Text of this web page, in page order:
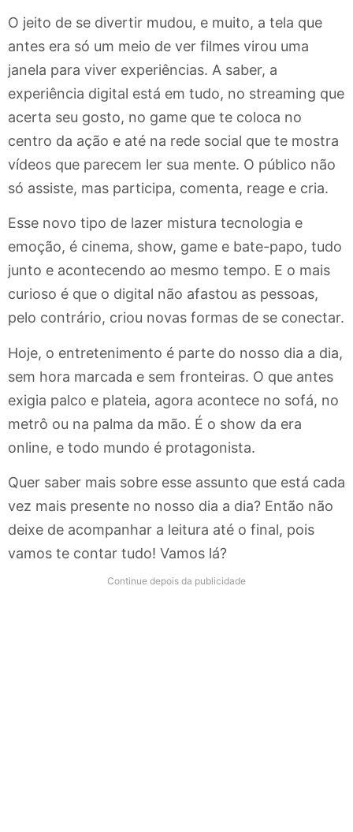
O jeito de se divertir mudou, e muito, a tela que
antes era só um meio de ver filmes virou uma
janela para viver experiências. A saber, a
experiência digital está em tudo, no streaming que
acerta seu gosto, no game que te coloca no
centro da ação e até na rede social que te mostra
vídeos que parecem ler sua mente. O público não
só assiste, mas participa, comenta, reage e cria.
Esse novo tipo de lazer mistura tecnologia e
emoção, é cinema, show, game e bate-papo, tudo
junto e acontecendo ao mesmo tempo. E o mais
curioso é que o digital não afastou as pessoas,
pelo contrário, criou novas formas de se conectar.
Hoje, o entretenimento é parte do nosso dia a dia,
sem hora marcada e sem fronteiras. O que antes
exigia palco e plateia, agora acontece no sofá, no
metrô ou na palma da mão. É o show da era
online, e todo mundo é protagonista.
Quer saber mais sobre esse assunto que está cada
vez mais presente no nosso dia a dia? Então não
deixe de acompanhar a leitura até o final, pois
vamos te contar tudo! Vamos lá?
Continue depois da publicidade